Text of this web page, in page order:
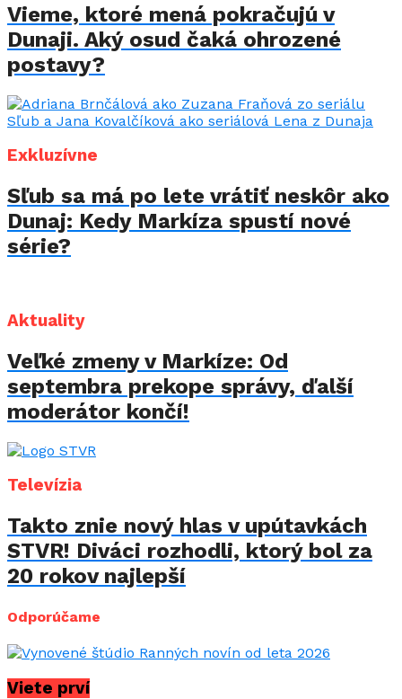
Vieme, ktoré mená pokračujú v
Dunaji. Aký osud čaká ohrozené
postavy?
Exkluzívne
Sľub sa má po lete vrátiť neskôr ako
Dunaj: Kedy Markíza spustí nové
série?
Aktuality
Veľké zmeny v Markíze: Od
septembra prekope správy, ďalší
moderátor končí!
Televízia
Takto znie nový hlas v upútavkách
STVR! Diváci rozhodli, ktorý bol za
20 rokov najlepší
Odporúčame
Viete prví